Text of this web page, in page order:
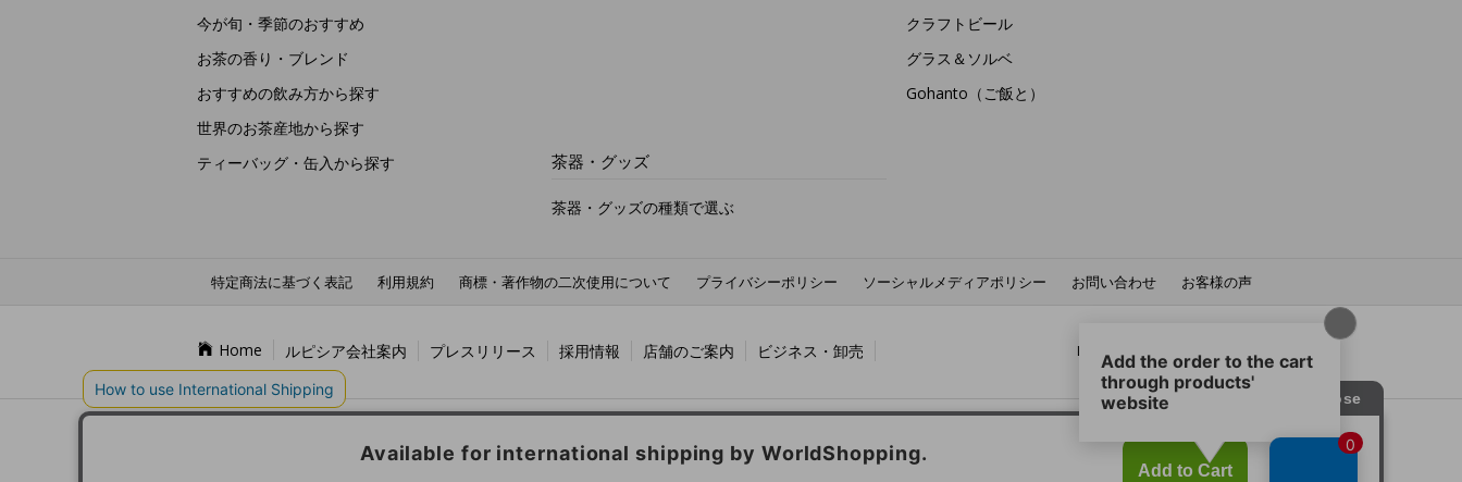
今が旬・季節のおすすめ
お茶の香り・ブレンド
おすすめの飲み方から探す
世界のお茶産地から探す
ティーバッグ・缶入から探す
クラフトビール
グラス＆ソルベ
Gohanto（ご飯と）
茶器・グッズ
茶器・グッズの種類で選ぶ
特定商法に基づく表記 利用規約 商標・著作物の二次使用について プライバシーポリシー ソーシャルメディアポリシー お問い合わせ お客様の声
Home ルピシア会社案内 プレスリリース 採用情報 店舗のご案内 ビジネス・卸売 LUPICIA SNS：
海外のルピシア